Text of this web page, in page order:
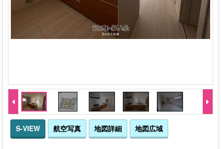
S-VIEW 航空写真 地図詳細 地図広域